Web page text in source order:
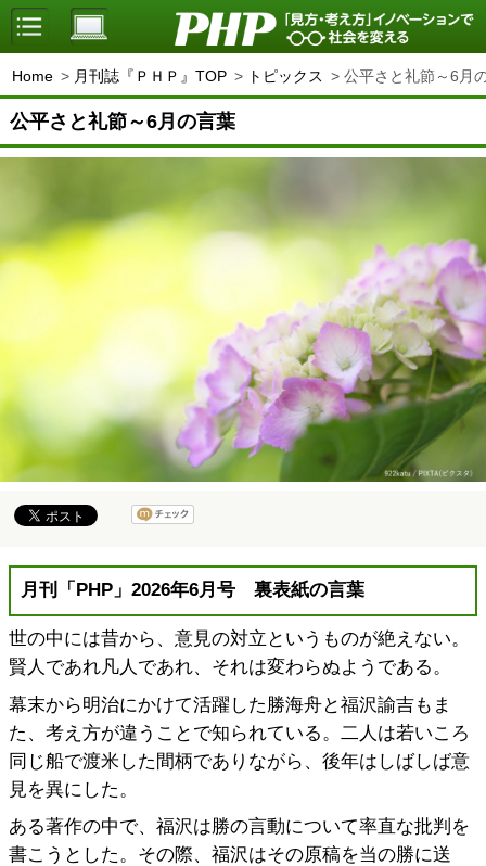
Home 月刊誌『ＰＨＰ』TOP トピックス 公平さと礼節～6月
公平さと礼節～6月の言葉
月刊「PHP」2026年6月号 裏表紙の言葉
世の中には昔から、意見の対立というものが絶えない。
賢人であれ凡人であれ、それは変わらぬようである。
幕末から明治にかけて活躍した勝海舟と福沢諭吉もま
た、考え方が違うことで知られている。二人は若いころ
同じ船で渡米した間柄でありながら、後年はしばしば意
見を異にした。
ある著作の中で、福沢は勝の言動について率直な批判を
書こうとした。その際、福沢はその原稿を当の勝に送